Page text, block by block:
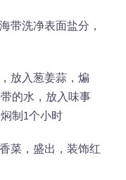
带洗净表面盐分，
放入葱姜蒜，煸
的水，放入味事
制1个小时
菜，盛出，装饰红